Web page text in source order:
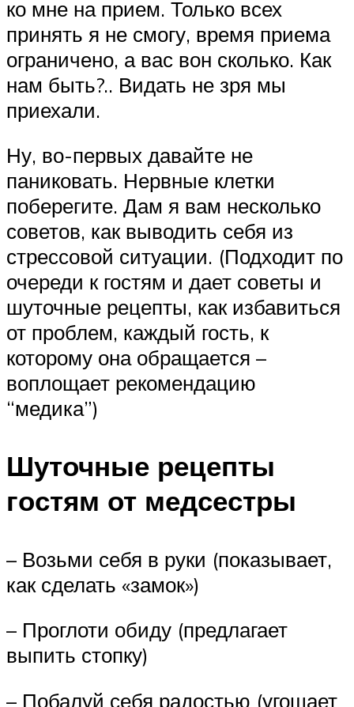
ко мне на прием. Только всех
принять я не смогу, время приема
ограничено, а вас вон сколько. Как
нам быть?.. Видать не зря мы
приехали.
Ну, во-первых давайте не
паниковать. Нервные клетки
поберегите. Дам я вам несколько
советов, как выводить себя из
стрессовой ситуации. (Подходит по
очереди к гостям и дает советы и
шуточные рецепты, как избавиться
от проблем, каждый гость, к
которому она обращается –
воплощает рекомендацию
“медика”)
Шуточные рецепты
гостям от медсестры
– Возьми себя в руки (показывает,
как сделать «замок»)
– Проглоти обиду (предлагает
выпить стопку)
– Побалуй себя радостью (угощает